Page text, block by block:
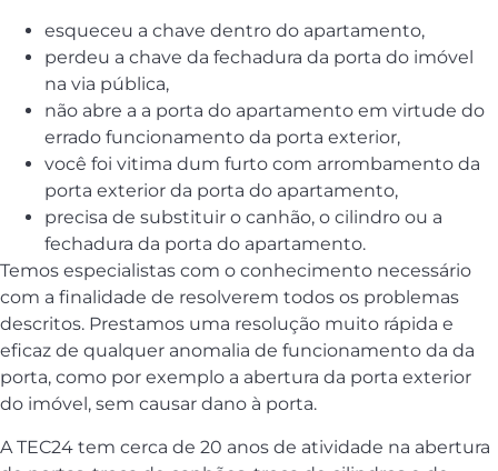
esqueceu a chave dentro do apartamento,
perdeu a chave da fechadura da porta do imóvel
na via pública,
não abre a a porta do apartamento em virtude do
errado funcionamento da porta exterior,
você foi vitima dum furto com arrombamento da
porta exterior da porta do apartamento,
precisa de substituir o canhão, o cilindro ou a
fechadura da porta do apartamento.
Temos especialistas com o conhecimento necessário
com a finalidade de resolverem todos os problemas
descritos. Prestamos uma resolução muito rápida e
eficaz de qualquer anomalia de funcionamento da da
porta, como por exemplo a abertura da porta exterior
do imóvel, sem causar dano à porta.
A TEC24 tem cerca de 20 anos de atividade na abertura